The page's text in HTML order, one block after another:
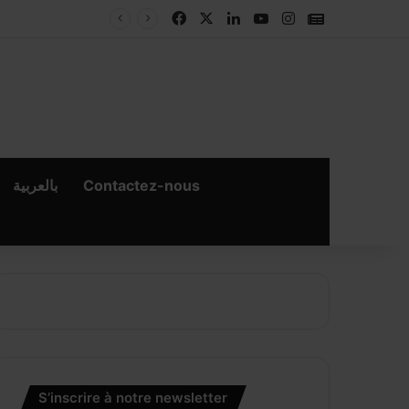
FacebookLinkedinYouTubeInstagram
بالعربية Contactez-nous
S’inscrire à notre newsletter
×